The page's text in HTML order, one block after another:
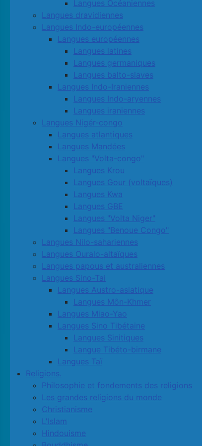
Langues Océaniennes
Langues dravidiennes
Langues Indo-européennes
Langues européennes
Langues latines
Langues germaniques
Langues balto-slaves
Langues Indo-Iraniennes
Langues Indo-aryennes
Langues iraniennes
Langues Nigér-congo
Langues atlantiques
Langues Mandées
Langues "Volta-congo"
Langues Krou
Langues Gour (voltaïques)
Langues Kwa
Langues GBE
Langues "Volta Niger"
Langues "Benoue Congo"
Langues Nilo-sahariennes
Langues Ouralo-altaïques
Langues papous et australiennes
Langues Sino-Tai
Langues Austro-asiatique
Langues Môn-Khmer
Langues Miao-Yao
Langues Sino Tibétaine
Langues Sinitiques
Langue Tibéto-birmane
Langues Taï
Religions.
Philosophie et fondements des religions
Les grandes religions du monde
Christianisme
L'Islam
Hindouisme